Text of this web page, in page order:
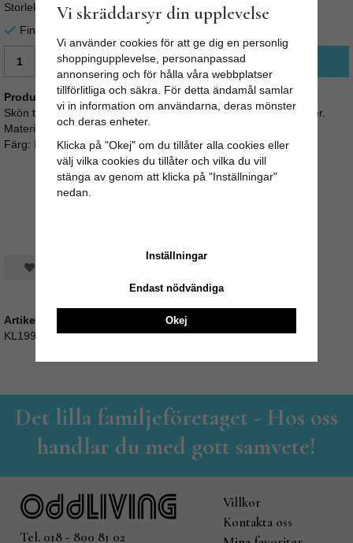
Storlek
Finns i lager för omgående leverans
LÄGG I VARUKORG
Produktbeskrivning:
Skön tröja av 100% bomull. Stretchig och skön med fint mönster.
Material: 100% cotton
Färg: Beet red / småblommigt mönster på mörklila bakgrund
Spara som favorit
Artikelnummer:
KL199_03409-3
Det lilla familjeföretaget - Hos oss
handlar du med gott samvete!
Tel. 018 - 800 81 02
Villkor
Kontakta oss
Vi skräddarsyr din upplevelse
Vi använder cookies för att ge dig en personlig
shoppingupplevelse, personanpassad
annonsering och för hålla våra webbplatser
tillförlitliga och säkra. För detta ändamål samlar
vi in information om användarna, deras mönster
och deras enheter.
Klicka på "Okej" om du tillåter alla cookies eller
välj vilka cookies du tillåter och vilka du vill
stänga av genom att klicka på "Inställningar"
nedan.
Inställningar
Endast nödvändiga
Okej